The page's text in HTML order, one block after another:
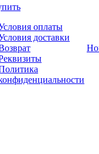
оплаты
доставки